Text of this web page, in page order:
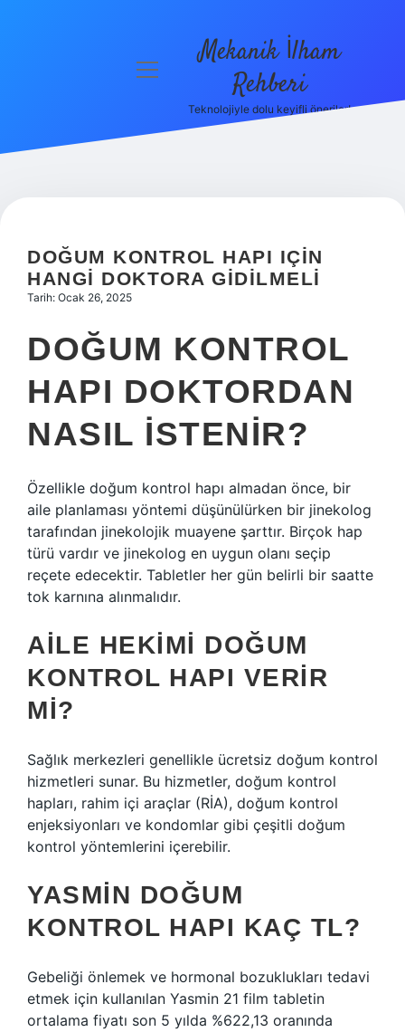
Hakkımızda
menüyü
Mekanik İlham
Rehberi
Teknolojiyle dolu keyifli öneriler!
DOĞUM KONTROL HAPI IÇIN
HANGI DOKTORA GIDILMELI
Tarih: Ocak 26, 2025
DOĞUM KONTROL
HAPI DOKTORDAN
NASIL ISTENIR?
Özellikle doğum kontrol hapı almadan önce, bir
aile planlaması yöntemi düşünülürken bir jinekolog
tarafından jinekolojik muayene şarttır. Birçok hap
türü vardır ve jinekolog en uygun olanı seçip
reçete edecektir. Tabletler her gün belirli bir saatte
tok karnına alınmalıdır.
AILE HEKIMI DOĞUM
KONTROL HAPI VERIR
MI?
Sağlık merkezleri genellikle ücretsiz doğum kontrol
hizmetleri sunar. Bu hizmetler, doğum kontrol
hapları, rahim içi araçlar (RİA), doğum kontrol
enjeksiyonları ve kondomlar gibi çeşitli doğum
kontrol yöntemlerini içerebilir.
YASMIN DOĞUM
KONTROL HAPI KAÇ TL?
Gebeliği önlemek ve hormonal bozuklukları tedavi
etmek için kullanılan Yasmin 21 film tabletin
ortalama fiyatı son 5 yılda %622,13 oranında